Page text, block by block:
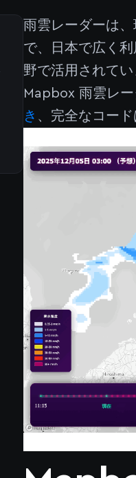
雨雲レーダーは
で、日本で広く
野で活用されて
Mapbox 雨雲レ
き 、完全なコー